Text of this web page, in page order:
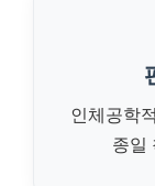
인체공학
종일